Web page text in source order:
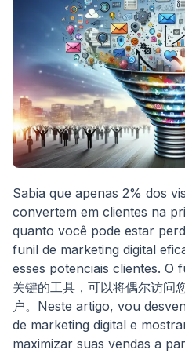
Sabia que apenas 2% dos
convertem em clientes na
quanto você pode estar
funil de marketing digital
esses potenciais clientes. O
关键的工具，可以将偶尔访问
户。Neste artigo, vou
de marketing digital e
maximizar suas vendas a